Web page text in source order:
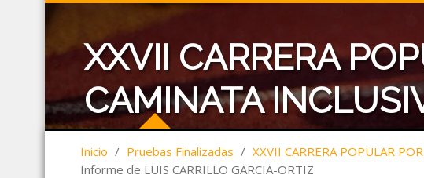
XXVII CARRERA
CAMINATA
Inicio / Pruebas Finalizadas / XXVII CARRERA POPULAR
Informe de LUIS CARRILLO GARCIA-ORTIZ